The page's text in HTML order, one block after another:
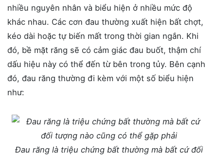
nhiều nguyên nhân và biểu hiện ở nhiều mức độ
khác nhau. Các cơn đau thường xuất hiện bất chợt,
kéo dài hoặc tự biến mất trong thời gian ngắn. Khi
đó, bề mặt răng sẽ có cảm giác đau buốt, thậm chí
dấu hiệu này có thể đến từ bên trong tủy. Bên cạnh
đó, đau răng thường đi kèm với một số biểu hiện
như:
Đau răng là triệu chứng bất thường mà bất cứ đối